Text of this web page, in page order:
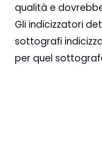
qualità e
Gli indicizzatori
sottografi
per quel